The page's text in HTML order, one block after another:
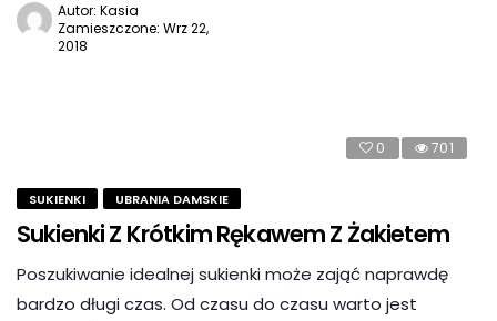
Autor: Kasia
Zamieszczone: Wrz 22,
2018
0 701
SUKIENKI UBRANIA DAMSKIE
Sukienki Z Krótkim Rękawem Z Żakietem
Poszukiwanie idealnej sukienki może zająć naprawdę
bardzo długi czas. Od czasu do czasu warto jest